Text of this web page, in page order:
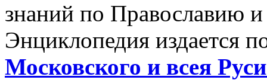
знаний по Православию
Энциклопедия издается
Московского и всея